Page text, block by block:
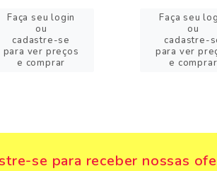
Faça seu login
ou
cadastre-se
para ver preços
e comprar
Faça seu
ou
cadastre-
para ver
e comprar
se para receber nossas